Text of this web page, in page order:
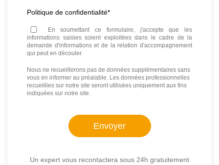
Politique de confidentialité*
En soumettant ce formulaire, j'accepte que les
informations saisies soient exploitées dans le cadre de la
demande d'informations et de la relation d'accompagnement
qui peut en découler.
Nous ne recueillerons pas de données supplémentaires sans
vous en informer au préalable. Les données professionnelles
recueillies sur notre site seront utilisées uniquement aux fins
indiquées sur notre site.
Un expert vous recontactera sous 24h gratuitement